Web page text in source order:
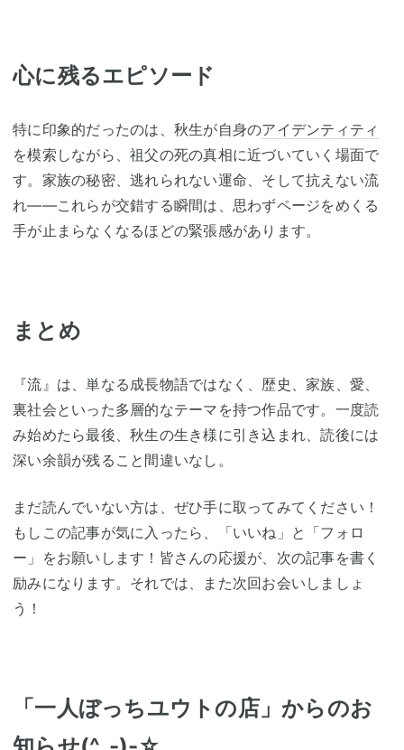
心に残るエピソード
特に印象的だったのは、秋生が自身のアイデンティティ
を模索しながら、祖父の死の真相に近づいていく場面で
す。家族の秘密、逃れられない運命、そして抗えない流
れ——これらが交錯する瞬間は、思わずページをめくる
手が止まらなくなるほどの緊張感があります。
まとめ
『流』は、単なる成長物語ではなく、歴史、家族、愛、
裏社会といった多層的なテーマを持つ作品です。一度読
み始めたら最後、秋生の生き様に引き込まれ、読後には
深い余韻が残ること間違いなし。
まだ読んでいない方は、ぜひ手に取ってみてください！
もしこの記事が気に入ったら、「いいね」と「フォロ
ー」をお願いします！皆さんの応援が、次の記事を書く
励みになります。それでは、また次回お会いしましょ
う！
「一人ぼっちユウトの店」からのお